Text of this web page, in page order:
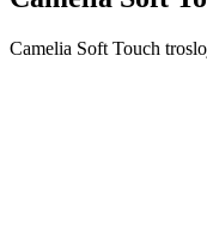
Camelia Soft Touch